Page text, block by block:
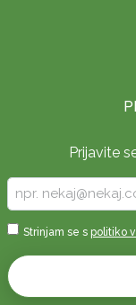
Prijavite
Strinjam se s politiko